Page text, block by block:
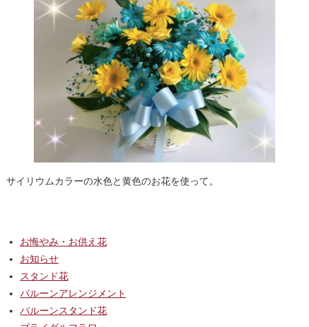
サイリウムカラーの水色と黄色のお花を使って。
お悔やみ・お供え花
お知らせ
スタンド花
バルーンアレンジメント
バルーンスタンド花